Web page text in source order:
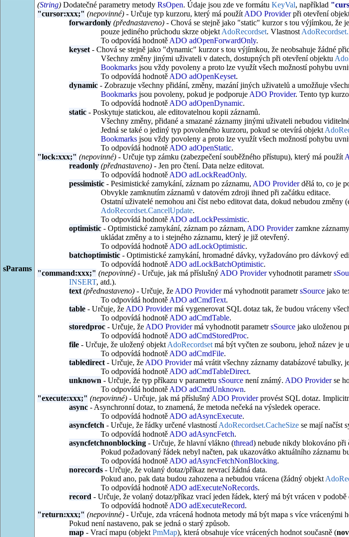
sParams
(String)Dodatečné parametry metody RsOpen. Údaje jsou zde ve formátu KeyVal, například
"cursor:xxx;" (nepovinné)- Určuje typ kurzoru, který má použít ADO Providerpři otevření
forwardonly (přednastaveno)- Chová se stejně jako "static" kurzor s tou výjímkou, že
pouze jediného průchodu skrze objekt AdoRecordset. Vlastnost
To odpovídá hodnotě ADO adOpenForwardOnly.
keyset- Chová se stejně jako "dynamic" kurzor s tou výjímkou, že neobsahuje žádné
Všechny změny jinými uživateli v datech, dostupných při otevření objektu
Bookmarksjsou vždy povoleny a proto lze využít všech možností pohybu
To odpovídá hodnotě ADO adOpenKeyset.
dynamic- Zobrazuje všechny přidání, změny, mazání jiných uživatelů a umožňuje
Bookmarksjsou povoleny, pokud je podporuje ADO Provider. Tento typ
To odpovídá hodnotě ADO adOpenDynamic.
static- Poskytuje statickou, ale editovatelnou kopii záznamů.
Všechny změny, přidané a smazané záznamy jinými uživateli nebudou
Jedná se také o jediný typ povoleného kurzoru, pokud se otevírá objekt
Bookmarksjsou vždy povoleny a proto lze využít všech možností pohybu
To odpovídá hodnotě ADO adOpenStatic.
"lock:xxx;" (nepovinné)- Určuje typ zámku (zabezpečení souběžného přístupu), který má použít
readonly (přednastaveno)- Jen pro čtení. Data nelze editovat.
To odpovídá hodnotě ADO adLockReadOnly.
pessimistic- Pesimistické zamykání, záznam po záznamu, ADO Providerdělá to, co je
Obvykle zamknutím záznamů v datovém zdroji ihned při začátku editace.
Ostatní uživatelé nemohou ani číst nebo editovat data, dokud nebudou změny
AdoRecordset.CancelUpdate.
To odpovídá hodnotě ADO adLockPessimistic.
optimistic- Optimistické zamykání, záznam po záznam, ADO Providerzamkne
ukládat změny a to i stejného záznamu, který je již otevřený.
To odpovídá hodnotě ADO adLockOptimistic.
batchoptimistic- Optimistické zamykání, hromadné dávky, vyžadováno pro dávkový
To odpovídá hodnotě ADO adLockBatchOptimistic.
"command:xxx;" (nepovinné)- Určuje, jak má příslušný ADO Providervyhodnotit parametr
INSERT, atd.).
text (přednastaveno)- Určuje, že ADO Providermá vyhodnotit parametrsSourcejako
To odpovídá hodnotě ADO adCmdText.
table- Určuje, že ADO Providermá vygenerovat SQL dotaz tak, že budou vráceny
To odpovídá hodnotě ADO adCmdTable.
storedproc- Určuje, že ADO Providermá vyhodnotit parametrsSourcejako uloženou
To odpovídá hodnotě ADO adCmdStoredProc.
file- Určuje, že uložený objekt AdoRecordsetmá být vyčten ze souboru, jehož název je
To odpovídá hodnotě ADO adCmdFile.
tabledirect- Určuje, že ADO Providermá vrátit všechny záznamy databázové tabulky,
To odpovídá hodnotě ADO adCmdTableDirect.
unknown - Určuje, že typ příkazu v parametru sSourcenení známý. ADO Providerse
To odpovídá hodnotě ADO adCmdUnknown.
"execute:xxx;" (nepovinné)- Určuje, jak má příslušný ADO Providerprovést SQL dotaz.
async- Asynchronní dotaz, to znamená, že metoda nečeká na výsledek operace.
To odpovídá hodnotě ADO adAsyncExecute.
asyncfetch - Určuje, že řádky určené vlastnostíAdoRecordset.CacheSizese mají načíst
To odpovídá hodnotě ADO adAsyncFetch.
asyncfetchnonblocking- Určuje, že hlavní vlákno (thread) nebude nikdy blokováno při
Pokud požadovaný řádek nebyl načten, pak ukazovátko aktuálního záznamu
To odpovídá hodnotě ADO adAsyncFetchNonBlocking.
norecords- Určuje, že volaný dotaz/příkaz nevrací žádná data.
Pokud ano, pak data budou zahozena a nebudou vrácena (žádný objekt
To odpovídá hodnotě ADO adExecuteNoRecords.
record - Určuje, že volaný dotaz/příkaz vrací jeden řádek, který má být vrácen v podobě
To odpovídá hodnotě ADO adExecuteRecord.
"return:xxx;" (nepovinné)- Určuje, zda vrácená hodnota metody má být mapa s více vrácenými
Pokud není nastaveno, pak se jedná o starý způsob.
map- Vrací mapu (objekt PmMap), která obsahuje více vrácených hodnot současně (